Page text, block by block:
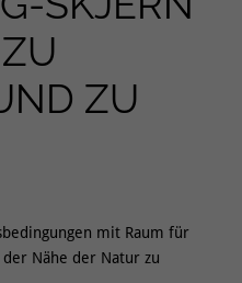
ZU
mit Raum für
Nähe der Natur zu